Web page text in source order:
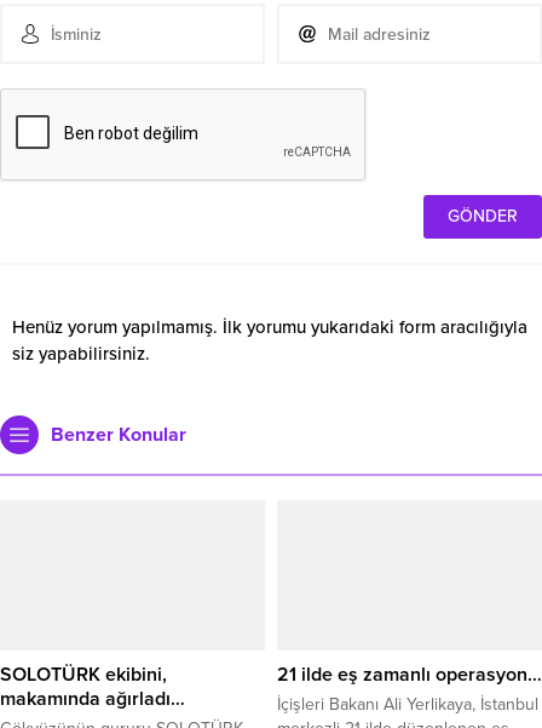
Henüz yorum yapılmamış. İlk yorumu yukarıdaki form aracılığıyla
siz yapabilirsiniz.
Benzer Konular
SOLOTÜRK ekibini,
makamında ağırladı…
21 ilde eş zamanlı operasyon…
İçişleri Bakanı Ali Yerlikaya, İstanbul